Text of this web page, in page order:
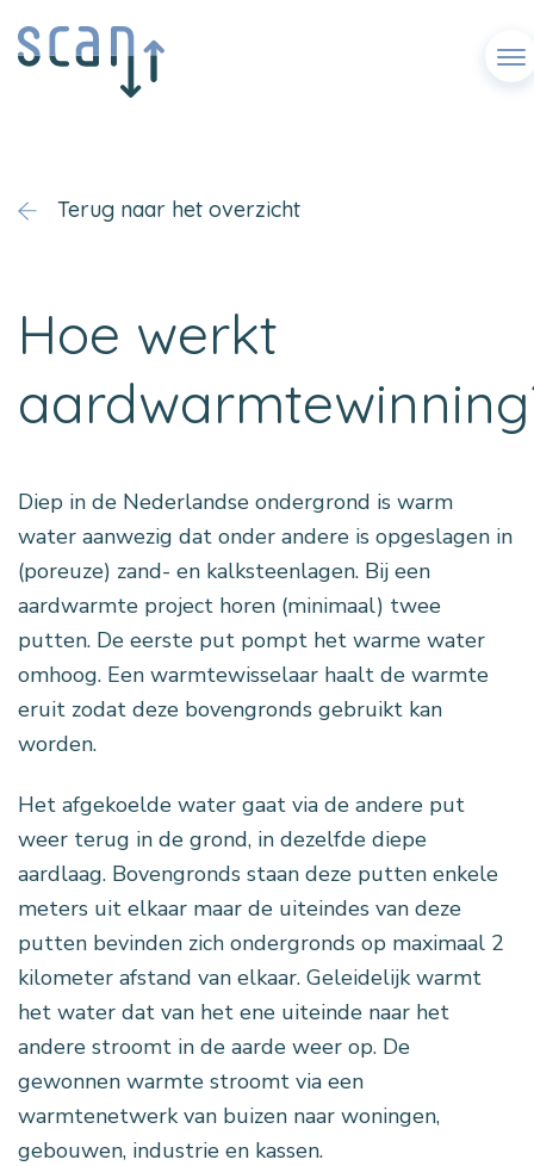
Terug naar het overzicht
Hoe werkt
Diep in de Nederlandse ondergrond is warm
water aanwezig dat onder andere is opgeslagen in
(poreuze) zand- en kalksteenlagen. Bij een
aardwarmte project horen (minimaal) twee
putten. De eerste put pompt het warme water
omhoog. Een warmtewisselaar haalt de warmte
eruit zodat deze bovengronds gebruikt kan
worden.
Het afgekoelde water gaat via de andere put
weer terug in de grond, in dezelfde diepe
aardlaag. Bovengronds staan deze putten enkele
meters uit elkaar maar de uiteindes van deze
putten bevinden zich ondergronds op maximaal 2
kilometer afstand van elkaar. Geleidelijk warmt
het water dat van het ene uiteinde naar het
andere stroomt in de aarde weer op. De
gewonnen warmte stroomt via een
warmtenetwerk van buizen naar woningen,
gebouwen, industrie en kassen.